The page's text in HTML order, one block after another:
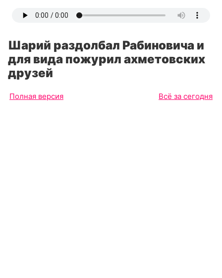
Шарий раздолбал Рабиновича и
для вида пожурил ахметовских
друзей
Полная версия Всё за сегодня